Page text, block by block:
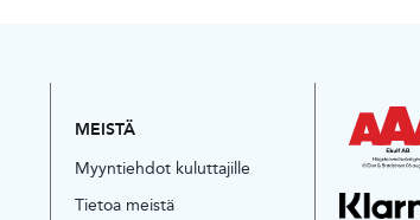
MEISTÄ
Myyntiehdot kuluttajille
Tietoa meistä